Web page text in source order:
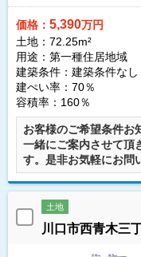
価格： 5,390万円
土地：72.25m²
用途：第一種住居地域
建築条件： 建築条件なし
建ぺい率：70％
容積率：160％
お客様のご希望条件お
一緒にご案内させて頂
す。是非お気軽にお問
土地
川口市西青木三